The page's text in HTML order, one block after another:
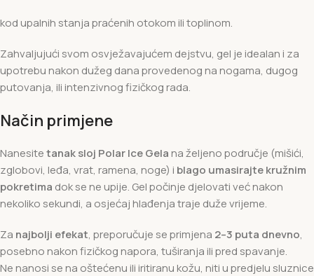
kod upalnih stanja praćenih otokom ili toplinom.
Zahvaljujući svom osvježavajućem dejstvu, gel je idealan i za
upotrebu nakon dužeg dana provedenog na nogama, dugog
putovanja, ili intenzivnog fizičkog rada.
Način primjene
Nanesitetanak sloj Polar Ice Gela na željeno područje (mišići,
zglobovi, leđa, vrat, ramena, noge) i blago umasirajte kružnim
pokretima dok se ne upije. Gel počinje djelovati već nakon
nekoliko sekundi, a osjećaj hlađenja traje duže vrijeme.
Za najbolji efekat, preporučuje se primjena 2–3 puta dnevno,
posebno nakon fizičkog napora, tuširanja ili pred spavanje.
Ne nanosi se na oštećenu ili iritiranu kožu, niti u predjelu sluznice